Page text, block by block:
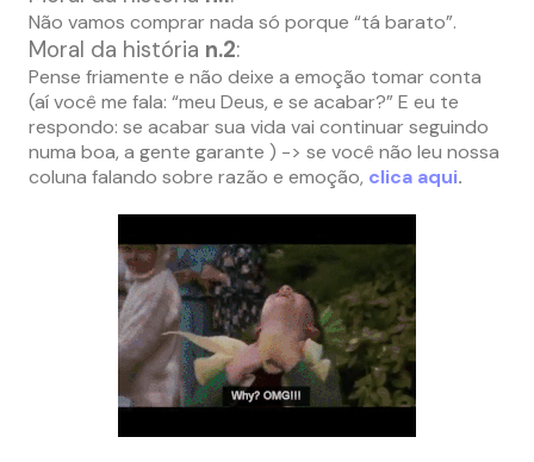
Não vamos comprar nada só porque “tá barato”.
Moral da história n.2:
Pense friamente e não deixe a emoção tomar conta
(aí você me fala: “meu Deus, e se acabar?” E eu te
respondo: se acabar sua vida vai continuar seguindo
numa boa, a gente garante ) -> se você não leu nossa
coluna falando sobre razão e emoção, clica aqui.